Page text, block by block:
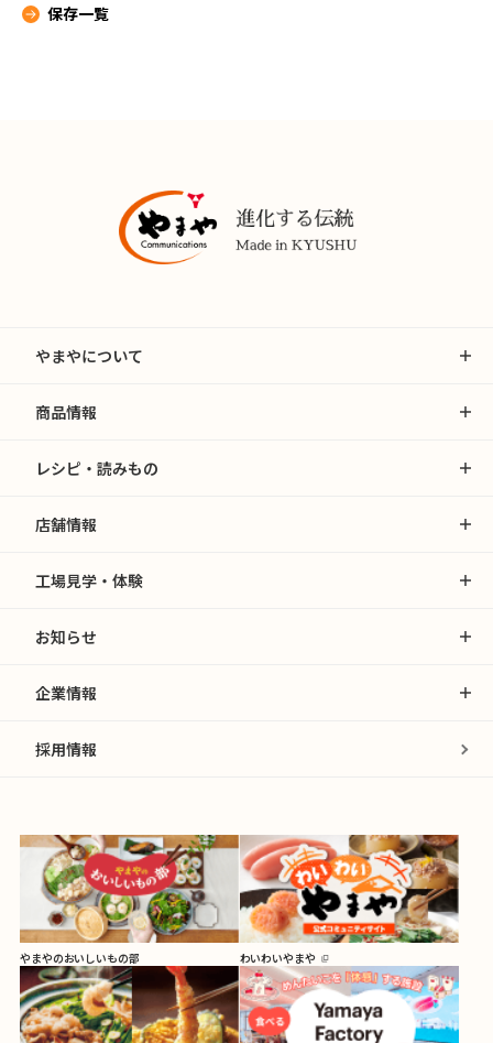
保存一覧
やまやについて
商品情報
レシピ・読みもの
店舗情報
工場見学・体験
お知らせ
企業情報
採用情報
やまやのおいしいもの部 わいわいやまや